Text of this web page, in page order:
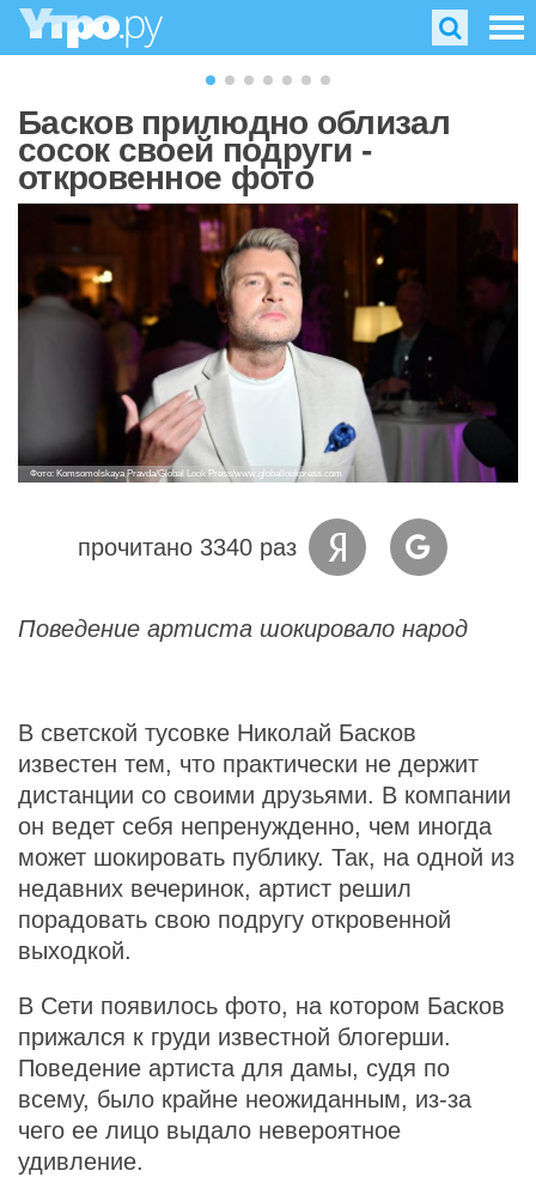
Басков прилюдно облизал
сосок своей подруги -
откровенное фото
Фото: Komsomolskaya Pravda/Global Look Press/www.globallookpress.com
прочитано 3340 раз
Поведение артиста шокировало народ
В светской тусовке Николай Басков
известен тем, что практически не держит
дистанции со своими друзьями. В компании
он ведет себя непренужденно, чем иногда
может шокировать публику. Так, на одной из
недавних вечеринок, артист решил
порадовать свою подругу откровенной
выходкой.
В Сети появилось фото, на котором Басков
прижался к груди известной блогерши.
Поведение артиста для дамы, судя по
всему, было крайне неожиданным, из-за
чего ее лицо выдало невероятное
удивление.